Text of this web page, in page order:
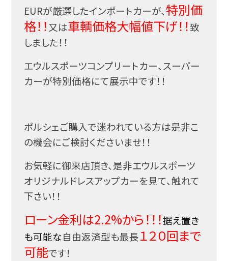
EURが厳選したインポートカーが、特別価
格！！又は車輌価格大幅値下げ！！致
しました！！
エウルスポーツコンプリートカー、スーパー
カーが特別価格にて展示中です！！
ポルシェご購入で迷われている方は是非こ
の機会にご検討くださいませ！！
お気軽に御来店頂き、是非エウルスポーツ
オリジナルドレスアップカーを見て、触れて
下さい！！
ローン金利は2.2%から！！！据え置き
も可能な自由返済型も最長１２０回まで
可能です！